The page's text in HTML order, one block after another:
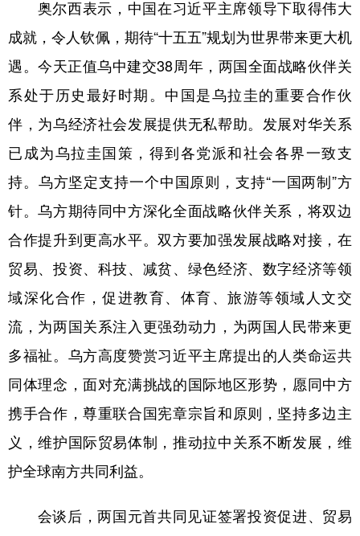
奥尔西表示，中国在习近平主席领导下取得伟大
成就，令人钦佩，期待“十五五”规划为世界带来更大机
遇。今天正值乌中建交38周年，两国全面战略伙伴关
系处于历史最好时期。中国是乌拉圭的重要合作伙
伴，为乌经济社会发展提供无私帮助。发展对华关系
已成为乌拉圭国策，得到各党派和社会各界一致支
持。乌方坚定支持一个中国原则，支持“一国两制”方
针。乌方期待同中方深化全面战略伙伴关系，将双边
合作提升到更高水平。双方要加强发展战略对接，在
贸易、投资、科技、减贫、绿色经济、数字经济等领
域深化合作，促进教育、体育、旅游等领域人文交
流，为两国关系注入更强劲动力，为两国人民带来更
多福祉。乌方高度赞赏习近平主席提出的人类命运共
同体理念，面对充满挑战的国际地区形势，愿同中方
携手合作，尊重联合国宪章宗旨和原则，坚持多边主
义，维护国际贸易体制，推动拉中关系不断发展，维
护全球南方共同利益。
会谈后，两国元首共同见证签署投资促进、贸易